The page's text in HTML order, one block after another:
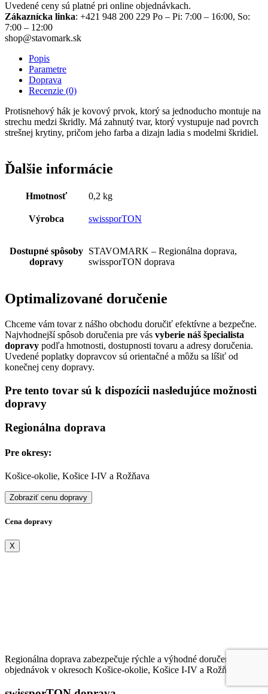
Uvedené ceny sú platné pri online objednávkach.
Zákaznícka linka: +421 948 200 229 Po – Pi: 7:00 – 16:00, So:
7:00 – 12:00
shop@stavomark.sk
Popis
Parametre
Doprava
Recenzie (0)
Protisnehový hák je kovový prvok, ktorý sa jednoducho montuje na
strechu medzi škridly. Má zahnutý tvar, ktorý vystupuje nad povrch
strešnej krytiny, pričom jeho farba a dizajn ladia s modelmi škridiel.
Ďalšie informácie
Hmotnosť 0,2 kg
Výrobca swissporTON
Dostupné spôsoby
dopravy
STAVOMARK – Regionálna doprava,
swissporTON doprava
Optimalizované doručenie
Chceme vám tovar z nášho obchodu doručiť efektívne a bezpečne.
Najvhodnejší spôsob doručenia pre vás vyberie náš špecialista
dopravy podľa hmotnosti, dostupnosti tovaru a adresy doručenia.
Uvedené poplatky dopravcov sú orientačné a môžu sa líšiť od
konečnej ceny dopravy.
Pre tento tovar sú k dispozícii nasledujúce možnosti
dopravy
Regionálna doprava
Pre okresy:
Košice-okolie, Košice I-IV a Rožňava
Zobraziť cenu dopravy
Cena dopravy
X
Regionálna doprava zabezpečuje rýchle a výhodné doručenie
objednávok v okresoch Košice-okolie, Košice I-IV a Rožňava.